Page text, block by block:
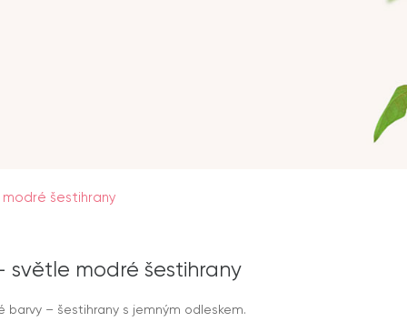
šestihrany
světle modré šestihrany
barvy – šestihrany s jemným odleskem.